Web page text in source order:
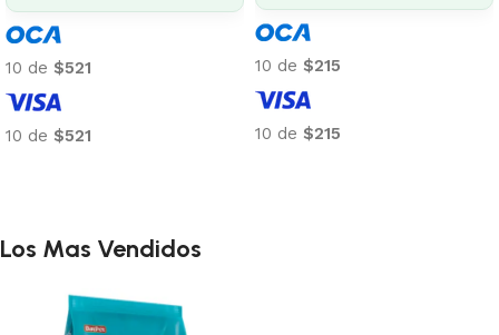
10 de $521
10 de $521
10 de $215
10 de $215
Los Mas Vendidos